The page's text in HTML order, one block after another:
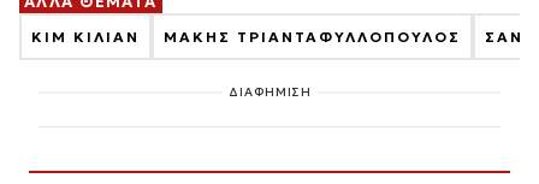
ΚΙΜ ΚΙΛΙΑΝ ΜΑΚΗΣ ΤΡΙΑΝΤΑΦΥΛΛΟΠΟΥΛΟΣ
ΔΙΑΦΗΜΙΣΗ